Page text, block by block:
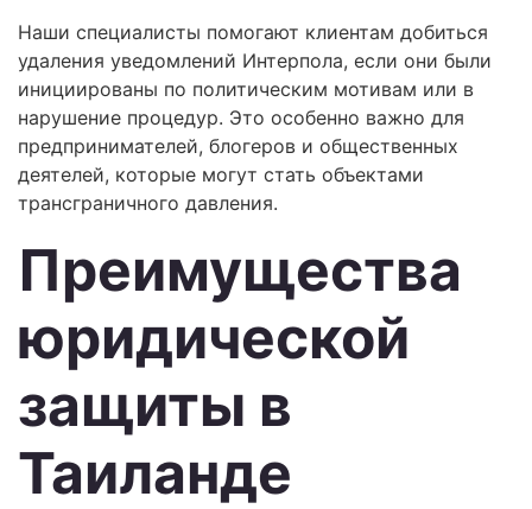
Наши специалисты помогают клиентам добиться
удаления уведомлений Интерпола, если они были
инициированы по политическим мотивам или в
нарушение процедур. Это особенно важно для
предпринимателей, блогеров и общественных
деятелей, которые могут стать объектами
трансграничного давления.
Преимущества
юридической
защиты в
Таиланде